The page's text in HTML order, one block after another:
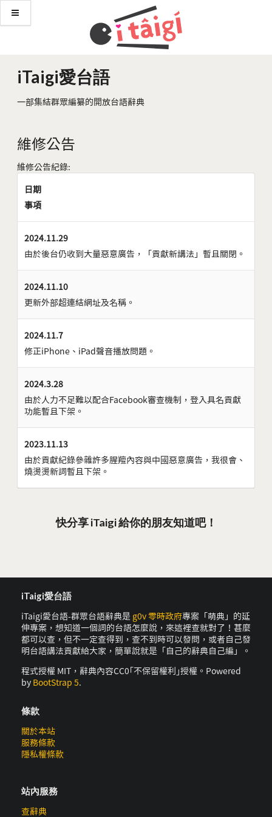
iTaigi愛台語
一部集結群眾編纂的開放台語辭典
維修公告
維修公告紀錄:
日期
事項
2024.11.29
由於後台仍收到大量惡意廣告，「貢獻新講法」暫且關閉。
2024.11.10
更新外部超連結網址及名稱。
2024.11.7
修正iPhone、iPad聲音播放問題。
2024.3.28
由於人力不足難以配合Facebook審查機制，登入具名貢獻
功能暫且下架。
2023.11.13
由於貢獻紀錄參雜許多腥羶內容與中國惡意廣告，我很會、
燒燙燙新詞暫且下架。
快分享 iTaigi 給你的朋友知道吧！
iTaigi愛台語
iTaigi愛台語-群眾台語辭典是 g0v 零時政府專案「萌典」的延
伸專案，想知道一個詞的台語怎麼說，來這裡查就對了！甚麼
都可以查，但不一定查得到，查不到時可以發問，或者自己發
明台語講法貢獻給大家，簡單說就是「自己的辭典自己編」。
程式授權 MIT，辭典內容CC0｢不保留權利｣授權。Powered
by BootStrap 5.
條款
關於本站
服務條款
隱私權條款
站內服務
查辭典